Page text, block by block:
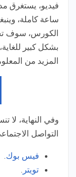
فيديو، يستغرق
ساعة كاملة،
الكورس، سوف
بشكل كبير
المزيد من
وفي النهاية، لا
التواصل
فيس بوك.
تويتر .